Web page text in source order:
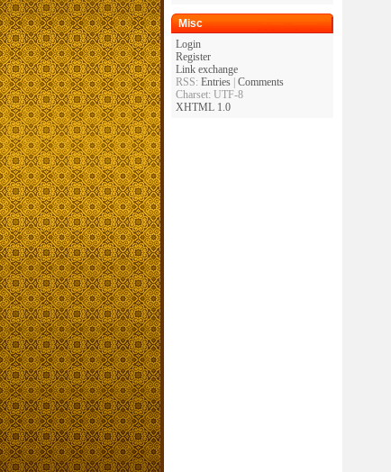
Misc
Login
Register
Link exchange
RSS: Entries Comments
Charset: UTF-8
XHTML 1.0